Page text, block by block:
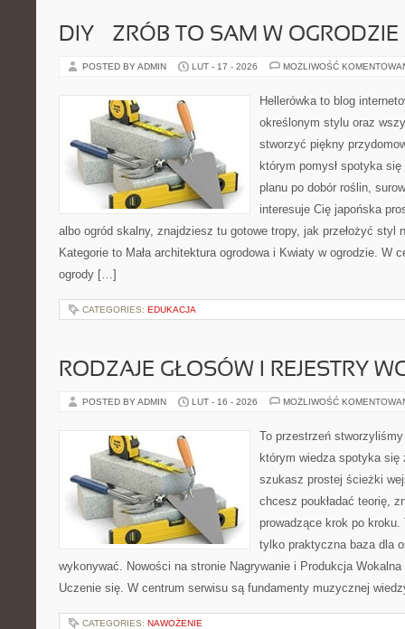
DIY – ZRÓB TO SAM W OGRODZIE
POSTED BY ADMIN LUT - 17 - 2026 MOŻLIWOŚĆ
Hellerówka to blog
określonym stylu oraz
stworzyć piękny
którym pomysł spotyka
planu po dobór roślin,
interesuje Cię japońska
albo ogród skalny, znajdziesz tu gotowe tropy, jak przełożyć styl
Kategorie to Mała architektura ogrodowa i Kwiaty w ogrodzie. W
ogrody […]
CATEGORIES: EDUKACJA
RODZAJE GŁOSÓW I REJESTRY
POSTED BY ADMIN LUT - 16 - 2026 MOŻLIWOŚĆ
To przestrzeń
którym wiedza spotyka
szukasz prostej ścieżki
chcesz poukładać teorię,
prowadzące krok po
tylko praktyczna baza dla
wykonywać. Nowości na stronie Nagrywanie i Produkcja
Uczenie się. W centrum serwisu są fundamenty muzycznej
CATEGORIES: NAWOŻENIE